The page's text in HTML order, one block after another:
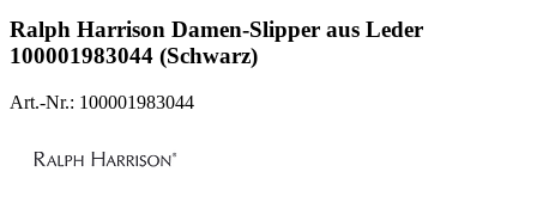
Ralph Harrison Damen-Slipper aus Leder
100001983044 (Schwarz)
Art.-Nr.: 100001983044